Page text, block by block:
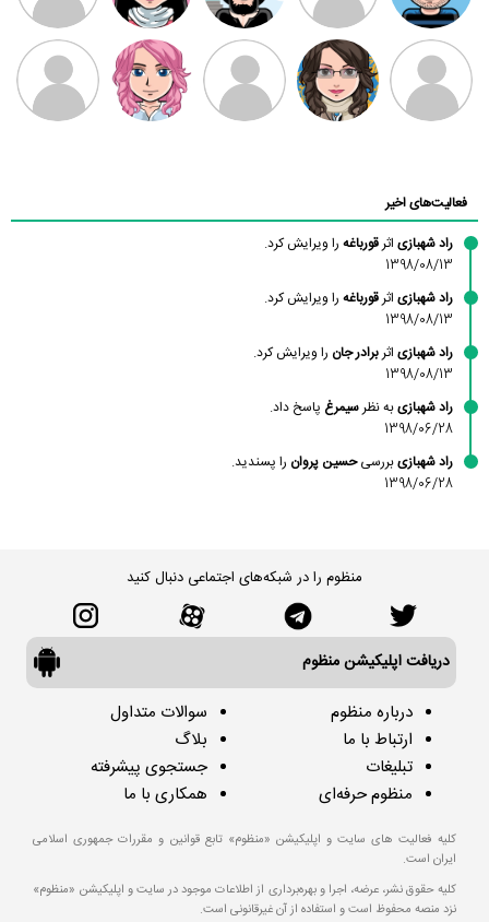
سامان راحمی امیردلتا امیروو ملیکا منتظری عارفه داستانپور
فعالیت‌های اخیر
راد شهبازی اثرقورباغه را ویرایش کرد.
1398/08/13
راد شهبازی اثرقورباغه را ویرایش کرد.
1398/08/13
راد شهبازی اثربرادر جان را ویرایش کرد.
1398/08/13
راد شهبازیبه نظرسیمرغ پاسخ داد.
1398/06/28
راد شهبازیبررسیحسین پروان را پسندید.
1398/06/28
منظوم را در شبکه‌های اجتماعی دنبال کنید
دریافت اپلیکیشن منظوم
درباره منظوم
ارتباط با ما
تبلیغات
منظوم حرفه‌ای
سوالات متداول
بلاگ
جستجوی پیشرفته
همکاری با ما
کلیه فعالیت های سایت و اپلیکیشن «منظوم» تابع قوانین و مقررات جمهوری اسلامی
ایران است.
کلیه حقوق نشر، عرضه، اجرا و بهره‌برداری از اطلاعات موجود در سایت و اپلیکیشن «منظوم»
نزد منصه محفوظ است و استفاده از آن غیرقانونی است.